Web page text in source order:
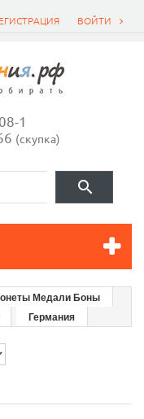
ВОЙТИ
1
(скупка)
Медали Боны
Германия